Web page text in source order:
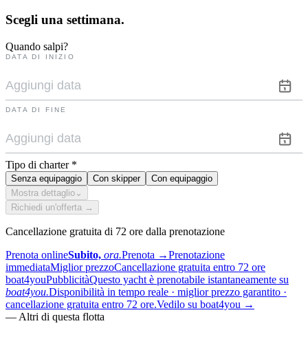
Scegli una settimana.
Quando salpi?
DATA DI INIZIO
DATA DI FINE
Tipo di charter *
Senza equipaggio Con skipper
Con equipaggio
Mostra dettaglio ⌄
Richiedi un'offerta →
Cancellazione gratuita di 72 ore dalla prenotazione
Prenota onlineSubito, ora.Prenota →Prenotazione
immediataMiglior prezzoCancellazione gratuita entro 72 ore
boat4youPubblicitàQuesto yacht è prenotabile istantaneamente su
boat4you.Disponibilità in tempo reale · miglior prezzo garantito ·
cancellazione gratuita entro 72 ore.Vedilo su boat4you →
— Altri di questa flotta